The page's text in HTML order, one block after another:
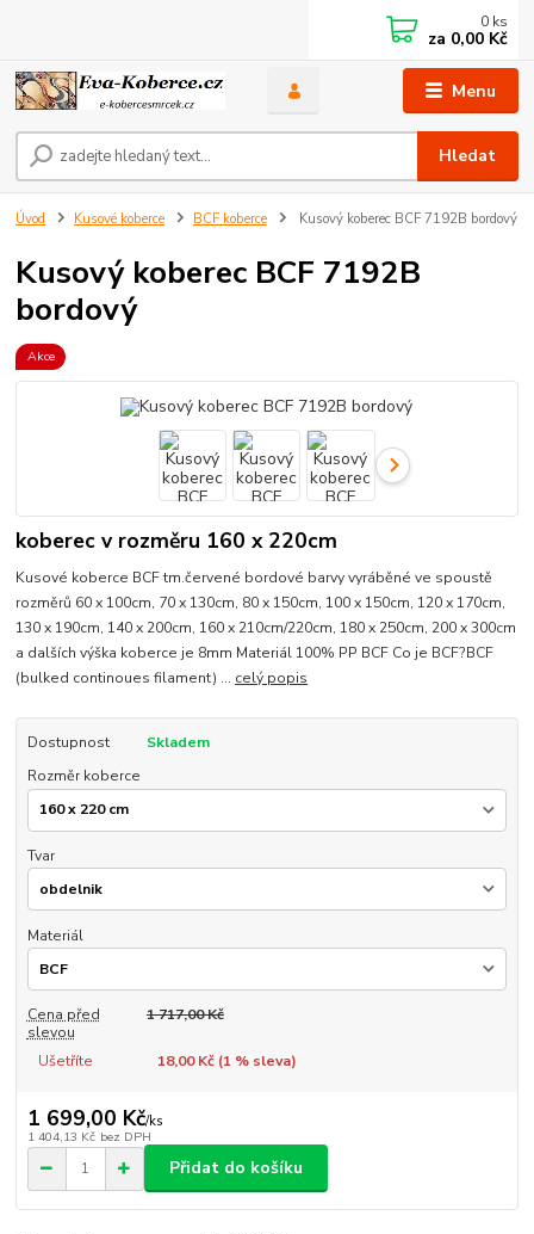
Menu
Hledat
0 ks
za 0,00 Kč
Úvod Kusové koberce BCF koberce Kusový koberec BCF 7192B bordový
Kusový koberec BCF 7192B
bordový
Akce
koberec v rozměru 160 x 220cm
Kusové koberce BCF tm.červené bordové barvy vyráběné ve spoustě
rozměrů 60 x 100cm, 70 x 130cm, 80 x 150cm, 100 x 150cm, 120 x 170cm,
130 x 190cm, 140 x 200cm, 160 x 210cm/220cm, 180 x 250cm, 200 x 300cm
a dalších výška koberce je 8mm Materiál 100% PP BCF Co je BCF?BCF
(bulked continoues filament) ... celý popis
Dostupnost
Skladem
Rozměr koberce
Tvar
Materiál
Cena před
slevou
1 717,00 Kč
Ušetříte 18,00 Kč (1 % sleva)
1 699,00 Kč/ks
1 404,13 Kč bez DPH
Přidat do košíku